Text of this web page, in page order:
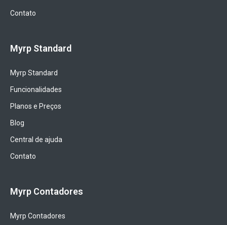
Contato
Myrp Standard
Myrp Standard
Funcionalidades
Planos e Preços
Blog
Central de ajuda
Contato
Myrp Contadores
Myrp Contadores